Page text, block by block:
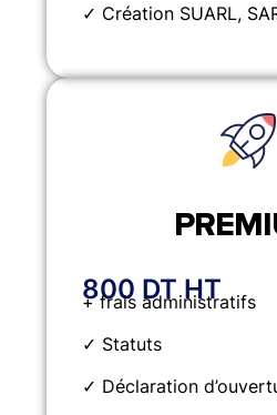
✓ Création SUARL,
800 DT HT
+ frais administratifs
✓ Statuts
✓ Déclaration